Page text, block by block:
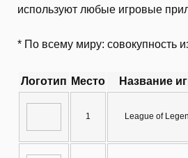
используют любые игровые
* По всему миру: совокупность
Логотип Место Название
1 League of